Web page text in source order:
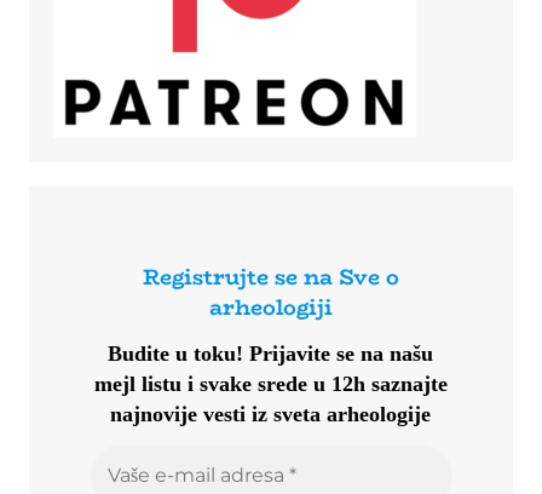
Registrujte se na Sve o
arheologiji
Budite u toku!Prijavite se na našu
mejl listu i svake srede u 12h saznajte
najnovije vesti iz sveta arheologije